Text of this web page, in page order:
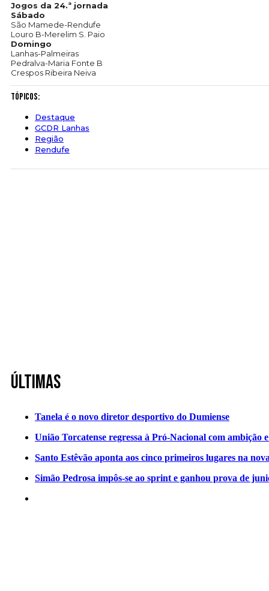
Jogos da 24.ª jornada
Sábado
São Mamede-Rendufe
Louro B-Merelim S. Paio
Domingo
Lanhas-Palmeiras
Pedralva-Maria Fonte B
Crespos Ribeira Neiva
Tópicos:
Destaque
GCDR Lanhas
Região
Rendufe
Últimas
Tanela é o novo diretor desportivo do Dumiense
União Torcatense regressa à Pró-Nacional com ambição
Santo Estêvão aponta aos cinco primeiros lugares na
Simão Pedrosa impôs-se ao sprint e ganhou prova de